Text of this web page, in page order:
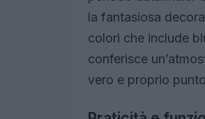
la fantasiosa
colori che include
conferisce
vero e proprio